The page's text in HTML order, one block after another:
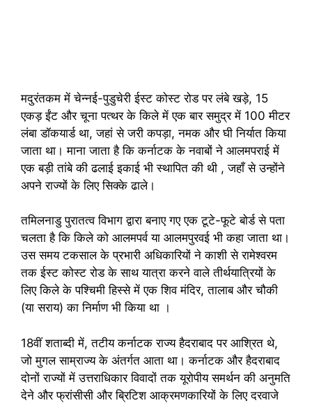
मदुरंतकम में चेन्नई-पुडुचेरी ईस्ट कोस्ट रोड पर लंबे खड़े, 15
एकड़ ईंट और चूना पत्थर के किले में एक बार समुद्र में 100 मीटर
लंबा डॉकयार्ड था, जहां से जरी कपड़ा, नमक और घी निर्यात किया
जाता था। माना जाता है कि कर्नाटक के नवाबों ने आलमपराई में
एक बड़ी तांबे की ढलाई इकाई भी स्थापित की थी , जहाँ से उन्होंने
अपने राज्यों के लिए सिक्के ढाले।
तमिलनाडु पुरातत्व विभाग द्वारा बनाए गए एक टूटे-फूटे बोर्ड से पता
चलता है कि किले को आलमपर्व या आलमपुरवई भी कहा जाता था।
उस समय टकसाल के प्रभारी अधिकारियों ने काशी से रामेश्वरम
तक ईस्ट कोस्ट रोड के साथ यात्रा करने वाले तीर्थयात्रियों के
लिए किले के पश्चिमी हिस्से में एक शिव मंदिर, तालाब और चौकी
(या सराय) का निर्माण भी किया था ।
18वीं शताब्दी में, तटीय कर्नाटक राज्य हैदराबाद पर आश्रित थे,
जो मुगल साम्राज्य के अंतर्गत आता था। कर्नाटक और हैदराबाद
दोनों राज्यों में उत्तराधिकार विवादों तक यूरोपीय समर्थन की अनुमति
देने और फ्रांसीसी और ब्रिटिश आक्रमणकारियों के लिए दरवाजे